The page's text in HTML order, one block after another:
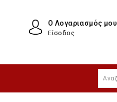
Ο Λογαριασμός μου
Είσοδος